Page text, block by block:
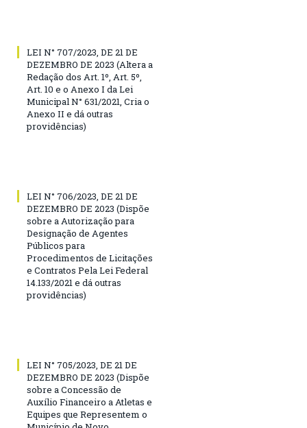
LEI N° 707/2023, DE 21 DE
DEZEMBRO DE 2023 (Altera a
Redação dos Art. 1º, Art. 5º,
Art. 10 e o Anexo I da Lei
Municipal N° 631/2021, Cria o
Anexo II e dá outras
providências)
LEI N° 706/2023, DE 21 DE
DEZEMBRO DE 2023 (Dispõe
sobre a Autorização para
Designação de Agentes
Públicos para
Procedimentos de Licitações
e Contratos Pela Lei Federal
14.133/2021 e dá outras
providências)
LEI N° 705/2023, DE 21 DE
DEZEMBRO DE 2023 (Dispõe
sobre a Concessão de
Auxílio Financeiro a Atletas e
Equipes que Representem o